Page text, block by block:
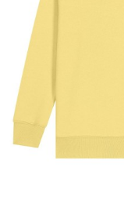
Next images